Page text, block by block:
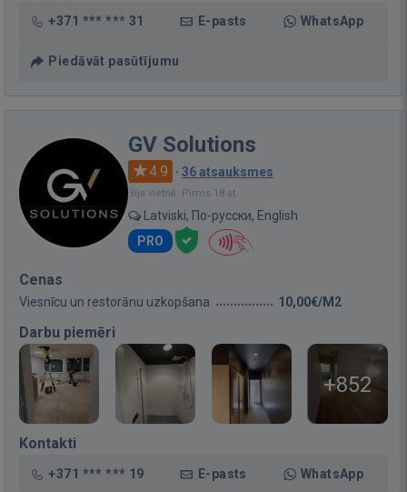
+371 *** *** 31 E-pasts WhatsApp
Piedāvāt pasūtījumu
GV Solutions
4.9 · 36 atsauksmes
Bija vietnē: Pirms 18 st.
Latviski, По-русски, English
PRO
Cenas
Viesnīcu un restorānu uzkopšana 10,00€/M2
Darbu piemēri
+852
Kontakti
+371 *** *** 19 E-pasts WhatsApp